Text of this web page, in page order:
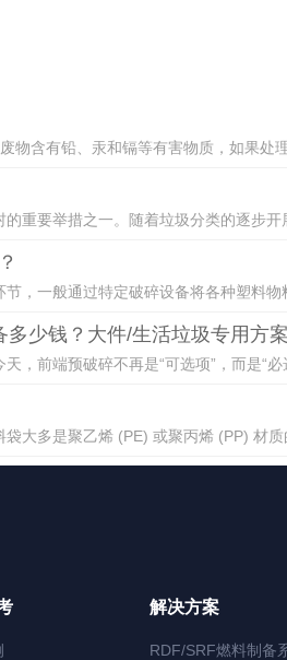
物含有铅、汞和镉等有害物质，如果处
重要举措之一。随着垃圾分类的逐步开
，一般通过特定破碎设备将各种塑料物
少钱？大件/生活垃圾专用方
，前端预破碎不再是“可选项”，而是“必
大多是聚乙烯 (PE) 或聚丙烯 (PP) 材质
解决方案
RDF/SRF燃料制备